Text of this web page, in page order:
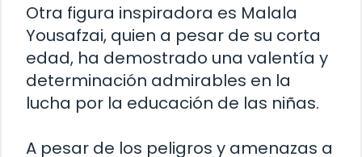
Otra figura inspiradora es Malala
Yousafzai, quien a pesar de su corta
edad, ha demostrado una valentía y
determinación admirables en la
lucha por la educación de las niñas.
A pesar de los peligros y amenazas a